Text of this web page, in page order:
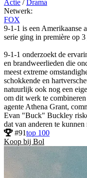
Actie / Drama
Netwerk:
FOX
9-1-1 is een Amerikaanse
serie ging in première op
9-1-1 onderzoekt de
en brandweerlieden die
meest extreme
schokkende en
natuurlijk ook nog een
om dit werk te
agente Athena Grant,
Evan "Buck" Buckley
dat van anderen te kunnen
#91top 100
Koop bij Bol